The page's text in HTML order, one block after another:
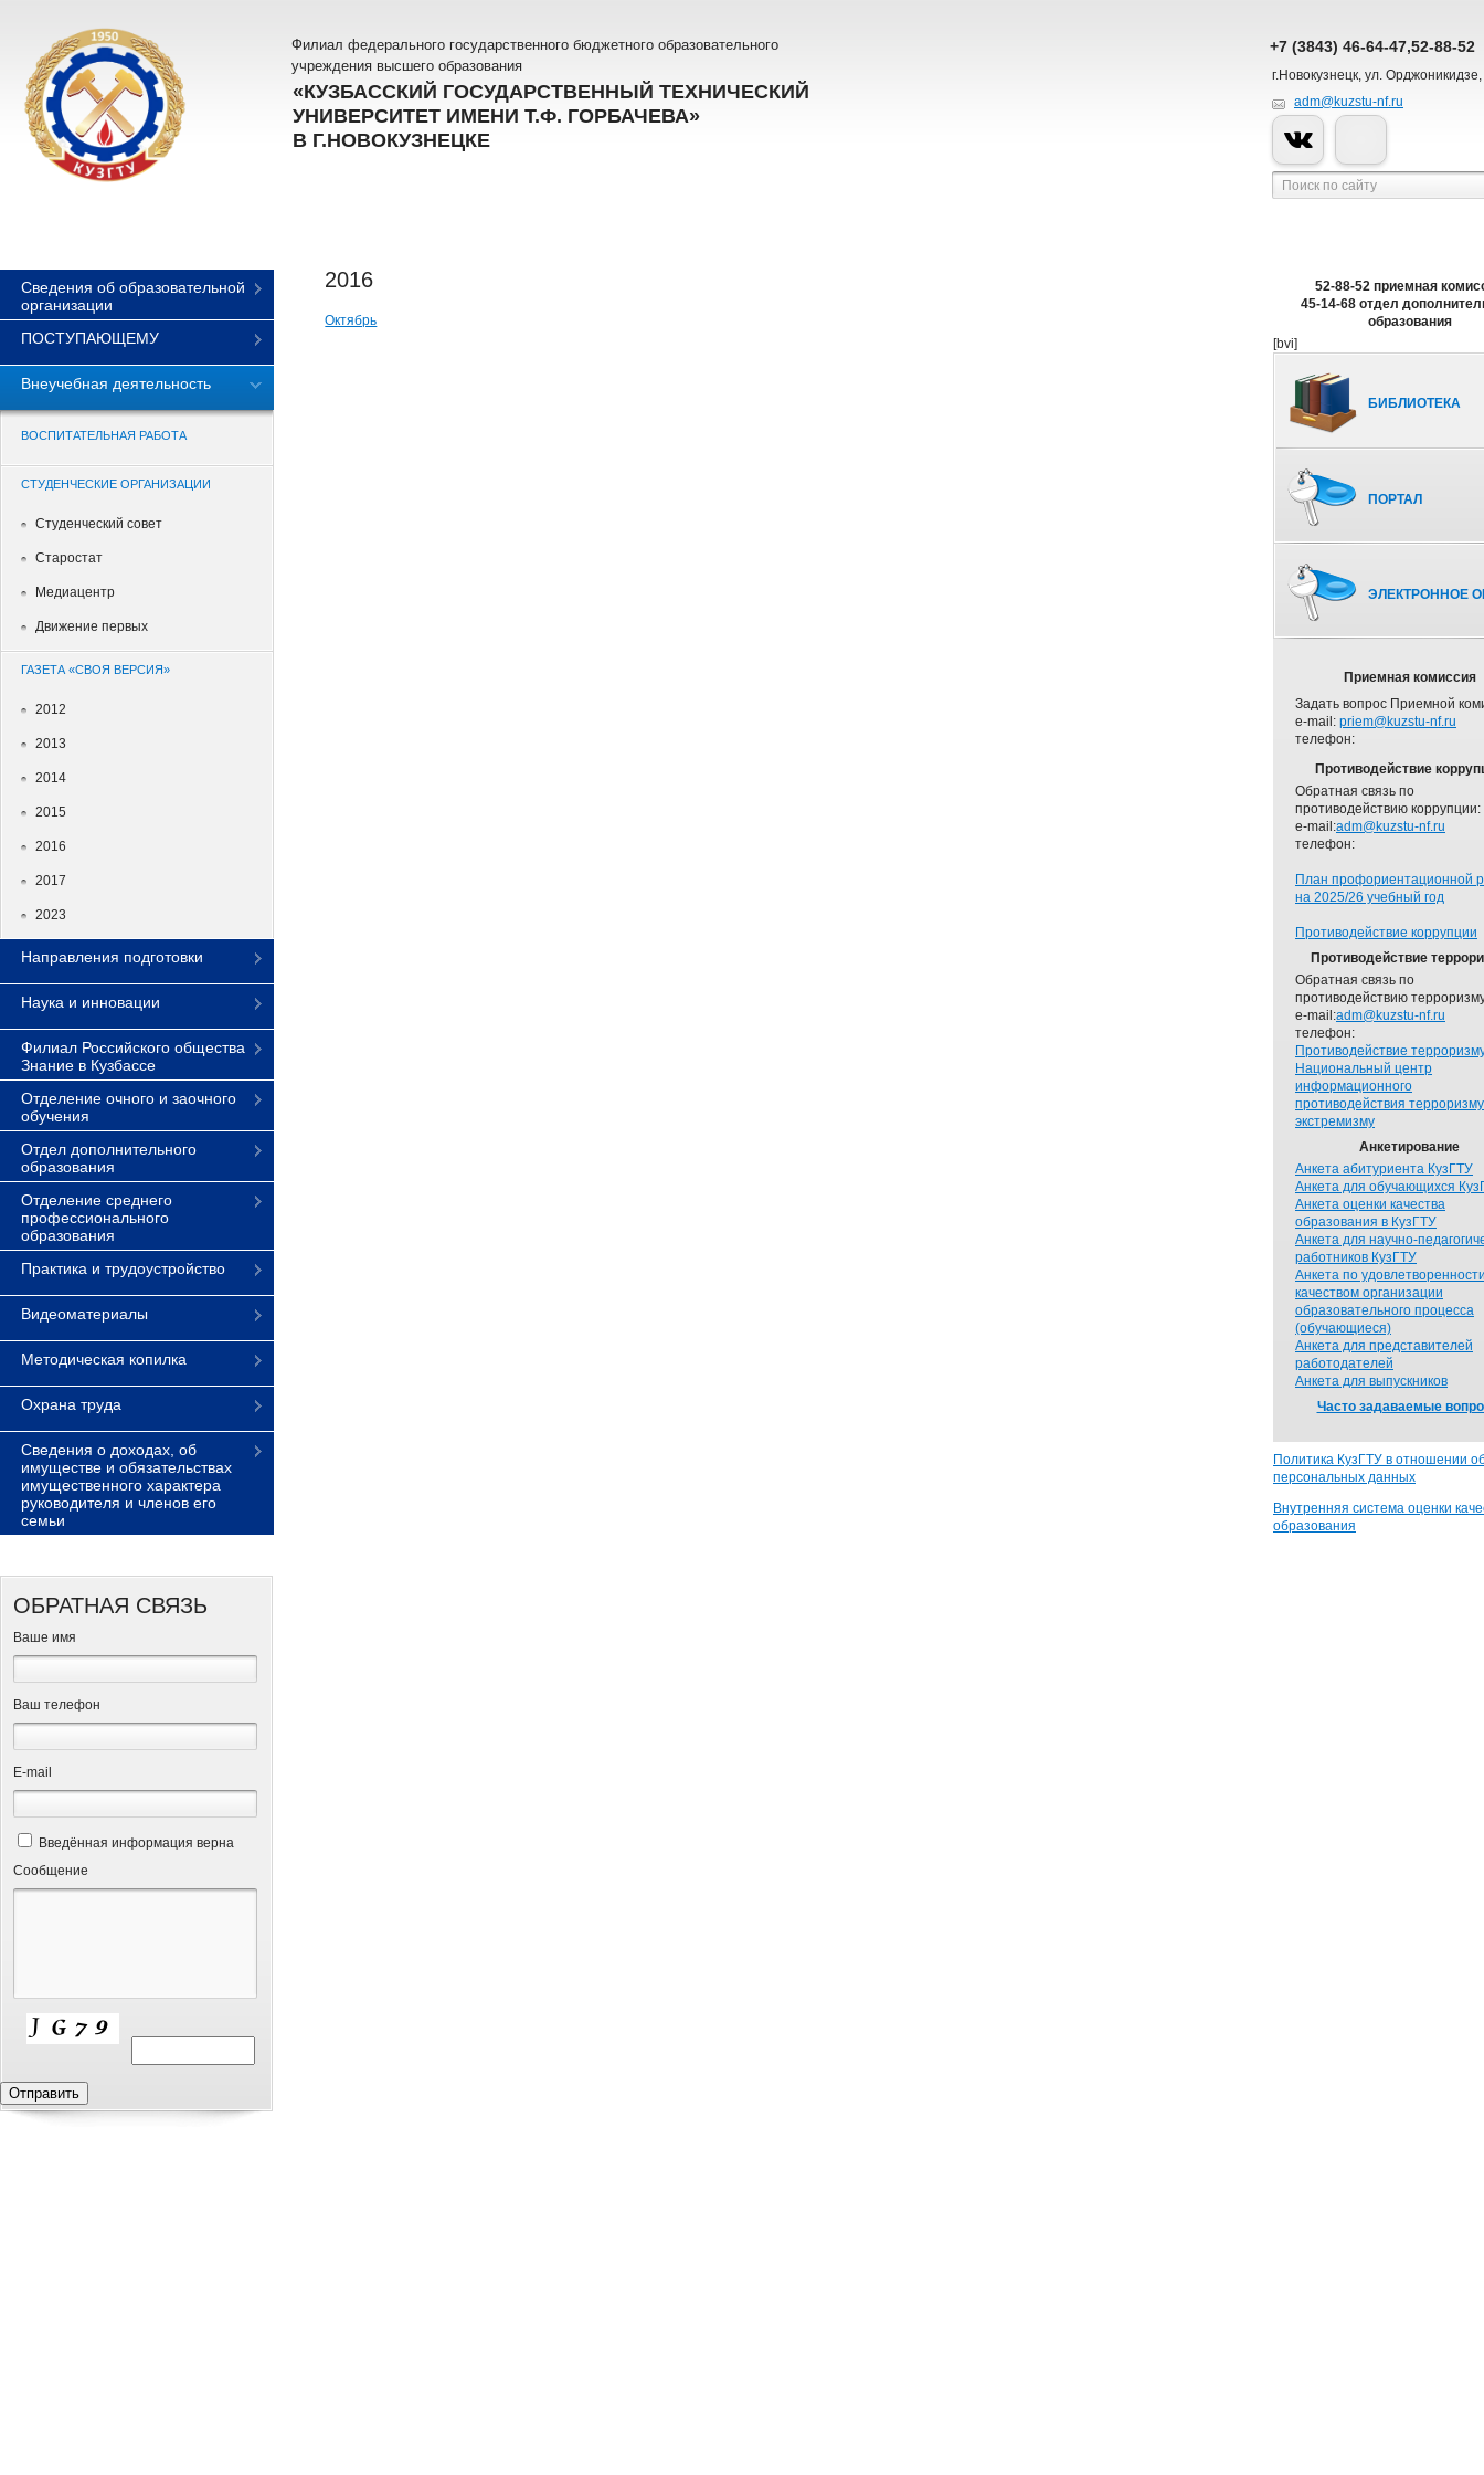
Филиал федерального государственного бюджетного образовательного
учреждения высшего образования
«КУЗБАССКИЙ ГОСУДАРСТВЕННЫЙ ТЕХНИЧЕСКИЙ
УНИВЕРСИТЕТ ИМЕНИ Т.Ф. ГОРБАЧЕВА»
В Г.НОВОКУЗНЕЦКЕ
+7 (3843) 46-64-47,52-88-52
г.Новокузнецк, ул.
adm@kuzstu-nf.ru
Сведения об образовательной
организации
ПОСТУПАЮЩЕМУ
Внеучебная деятельность
ВОСПИТАТЕЛЬНАЯ РАБОТА
СТУДЕНЧЕСКИЕ ОРГАНИЗАЦИИ
Студенческий совет
Старостат
Медиацентр
Движение первых
ГАЗЕТА «СВОЯ ВЕРСИЯ»
2012
2013
2014
2015
2016
2017
2023
Направления подготовки
Наука и инновации
Филиал Российского общества
Знание в Кузбассе
Отделение очного и заочного
обучения
Отдел дополнительного
образования
Отделение среднего
профессионального
образования
Практика и трудоустройство
Видеоматериалы
Методическая копилка
Охрана труда
Сведения о доходах, об
имуществе и обязательствах
имущественного характера
руководителя и членов его
семьи
ОБРАТНАЯ СВЯЗЬ
Ваше имя
Ваш телефон
Е-mail
Введённая информация верна
Сообщение
52-88-52 приемная
45-14-68 отдел
образования
[bvi]
БИБЛИОТЕКА
ПОРТАЛ
ЭЛЕКТРОННОЕ
Приемная комиссия
Задать вопрос Приемной
e-mail: priem@kuzstu-nf.ru
телефон:
Противодействие
Обратная связь по
противодействию коррупции:
e-mail:adm@kuzstu-nf.ru
телефон:
План профориентационной
на 2025/26 учебный год
Противодействие коррупции
Противодействие
Обратная связь по
противодействию
e-mail:adm@kuzstu-nf.ru
телефон:
Противодействие
Национальный центр
информационного
противодействия
экстремизму
Анкетирование
Анкета абитуриента КузГТУ
Анкета для обучающихся
Анкета оценки качества
образования в КузГТУ
Анкета для научно-
работников КузГТУ
Анкета по
качеством организации
образовательного процесса
(обучающиеся)
Анкета для представителей
работодателей
Анкета для выпускников
Часто задаваемые
Политика КузГТУ в отношении
персональных данных
Внутренняя система оценки
образования
2016
Октябрь